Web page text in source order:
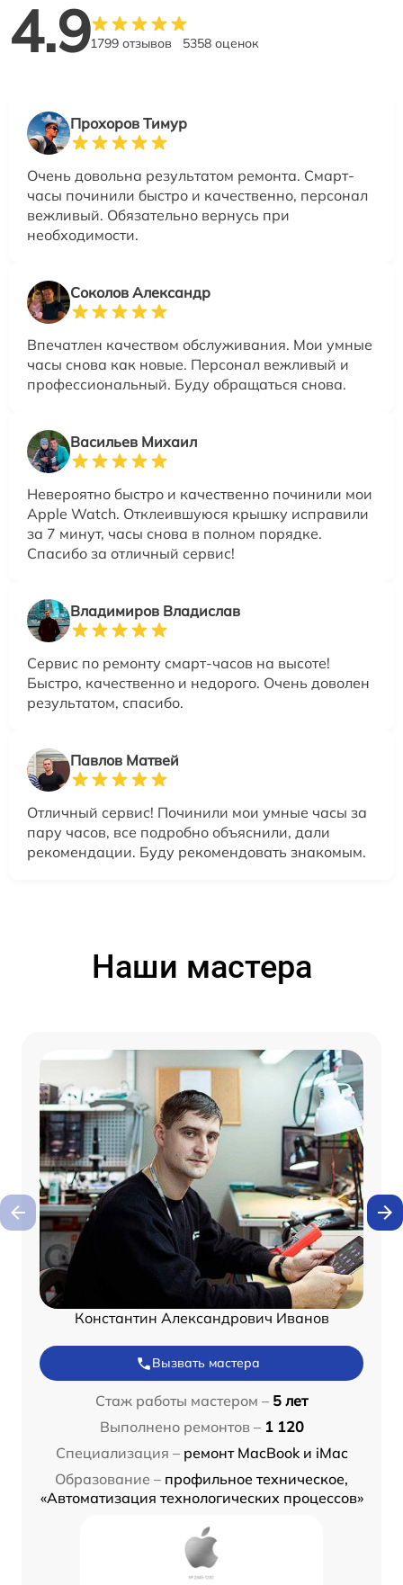
4.91799 отзывов 5358 оценок
Прохоров Тимур
Очень довольна результатом ремонта. Смарт-
часы починили быстро и качественно, персонал
вежливый. Обязательно вернусь при
необходимости.
Соколов Александр
Впечатлен качеством обслуживания. Мои умные
часы снова как новые. Персонал вежливый и
профессиональный. Буду обращаться снова.
Васильев Михаил
Невероятно быстро и качественно починили мои
Apple Watch. Отклеившуюся крышку исправили
за 7 минут, часы снова в полном порядке.
Спасибо за отличный сервис!
Владимиров Владислав
Сервис по ремонту смарт-часов на высоте!
Быстро, качественно и недорого. Очень доволен
результатом, спасибо.
Павлов Матвей
Отличный сервис! Починили мои умные часы за
пару часов, все подробно объяснили, дали
рекомендации. Буду рекомендовать знакомым.
Наши мастера
Константин Александрович Иванов
Вызвать мастера
Стаж работы мастером – 5 лет
Выполнено ремонтов – 1 120
Специализация – ремонт MacBook и iMac
Образование – профильное техническое,
«Автоматизация технологических процессов»